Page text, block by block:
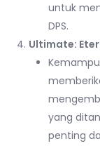
untuk
DPS.
Ultimate:
yang
penting